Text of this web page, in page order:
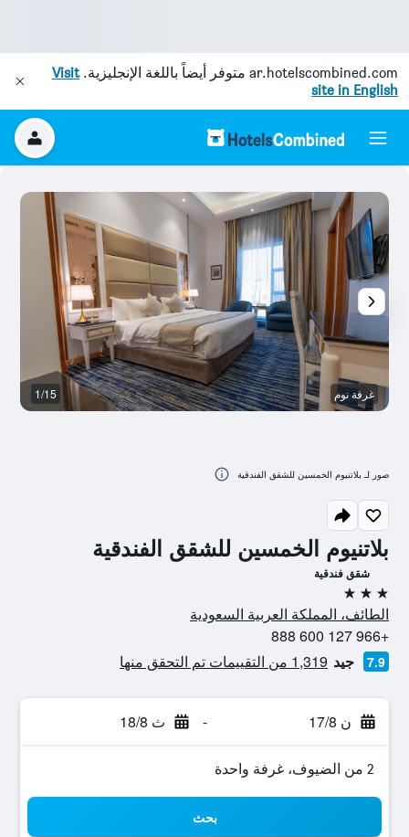
ar.hotelscombined.com متوفر أيضاً باللغة الإنجليزية.Visit
site in English
بلاتنيوم الخمسين للشقق الفندقية
شقق فندقية
3 نجوم
الطائف، المملكة العربية السعودية
+966 127 600 888
7.9 جيد 1,319 من التقييمات تم التحقق منها
ن 17/8 - ث 18/8
2 من الضيوف، غرفة واحدة
بحث
غرفة نوم 1/15
صور لـ بلاتنيوم الخمسين للشقق الفندقية